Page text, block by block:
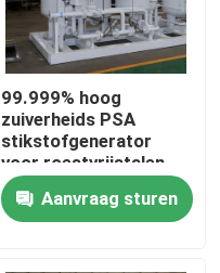
99.999% hoog
zuiverheids PSA
stikstofgenerator
voor roestvrijstalen
buis
Aanvraag sturen